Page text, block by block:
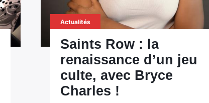
Actualités
Saints Row : la
renaissance d’un jeu
culte, avec Bryce
Charles !